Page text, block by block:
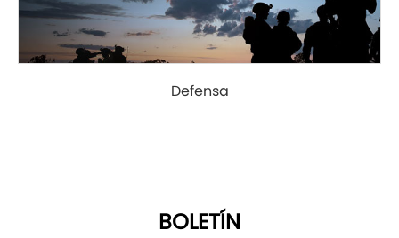
Defensa
BOLETÍN